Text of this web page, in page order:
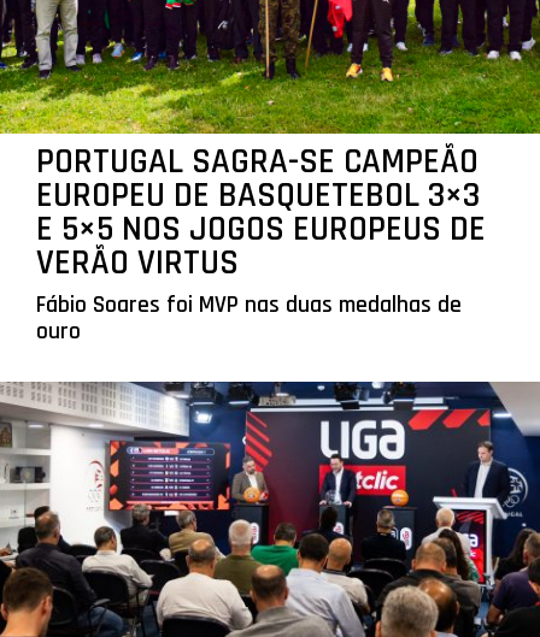
PORTUGAL SAGRA-SE CAMPEÃO
EUROPEU DE BASQUETEBOL 3×3
E 5×5 NOS JOGOS EUROPEUS DE
VERÃO VIRTUS
Fábio Soares foi MVP nas duas medalhas de
ouro